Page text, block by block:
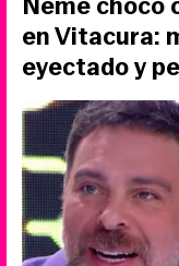
en Vitacura:
eyectado y